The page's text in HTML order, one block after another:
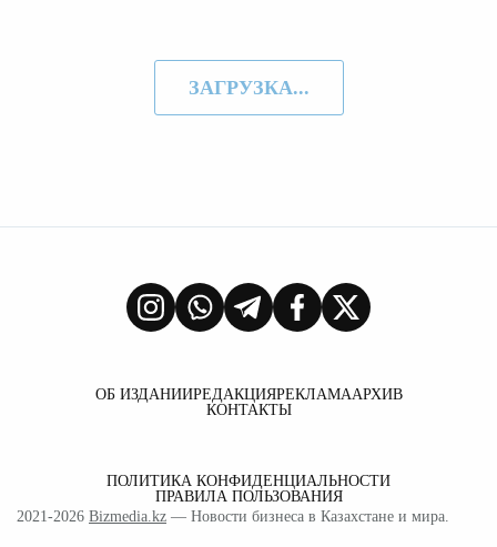
ЗАГРУЗКА...
ОБ ИЗДАНИИРЕДАКЦИЯРЕКЛАМААРХИВ
КОНТАКТЫ
ПОЛИТИКА КОНФИДЕНЦИАЛЬНОСТИ
ПРАВИЛА ПОЛЬЗОВАНИЯ
2021-2026 Bizmedia.kz — Новости бизнеса в Казахстане и мира.